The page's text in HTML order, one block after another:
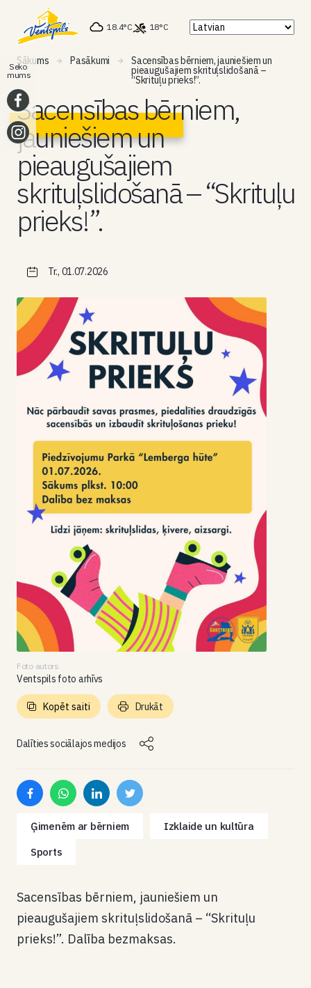
18.4°C 18°C
Sākums Pasākumi Sacensības bērniem, jauniešiem un
pieaugušajiem skrituļslidošanā –
“Skrituļu prieks!”.
Sacensības bērniem,
jauniešiem un
pieaugušajiem
skrituļslidošanā – “Skrituļu
prieks!”.
Tr., 01.07.2026
Foto autors
Ventspils foto arhīvs
Dalīties sociālajos medijos
Kopēt saiti Drukāt
Ģimenēm ar bērniem
Izklaide un kultūra
Sports
Sacensības bērniem, jauniešiem un
pieaugušajiem skrituļslidošanā – “Skrituļu
prieks!”. Dalība bezmaksas.
Seko
mums